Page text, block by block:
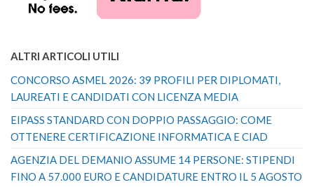
ALTRI ARTICOLI UTILI
CONCORSO ASMEL 2026: 39 PROFILI PER DIPLOMATI,
LAUREATI E CANDIDATI CON LICENZA MEDIA
EIPASS STANDARD CON DOPPIO PASSAGGIO: COME
OTTENERE CERTIFICAZIONE INFORMATICA E CIAD
AGENZIA DEL DEMANIO ASSUME 14 PERSONE: STIPENDI
FINO A 57.000 EURO E CANDIDATURE ENTRO IL 5 AGOSTO